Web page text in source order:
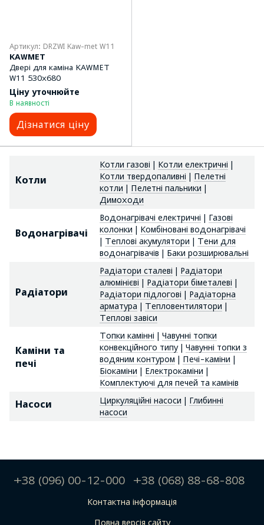
Артикул: DRZWI Kaw-met W11
KAWMET
Двері для каміна KAWMET
W11 530x680
Ціну уточнюйте
В наявності
Дізнатися ціну
Котли
Котли газові | Котли електричні |
Котли твердопаливні | Пелетні
котли | Пелетні пальники |
Димоходи
Водонагрівачі
Водонагрівачі електричні | Газові
колонки | Комбіновані водонагрівачі
| Теплові акумулятори | Тени для
водонагрівачів | Баки розширювальні
Радіатори
Радіатори сталеві | Радіатори
алюмінієві | Радіатори біметалеві |
Радіатори підлогові | Радіаторна
арматура | Тепловентилятори |
Теплові завіси
Каміни та
печі
Топки камінні | Чавунні топки
конвекційного типу| Чавунні топки з
водяним контуром | Печі-каміни |
Біокаміни | Електрокаміни |
Комплектуючі для печей та камінів
Насоси Циркуляційні насоси | Глибинні
насоси
+38 (096) 00-12-000 +38 (068) 88-68-808
Контактна інформація
Повна версія сайту